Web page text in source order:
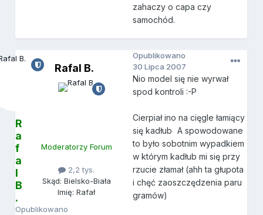
zahaczy o capa czy
samochód.
R
a
f
a
l
B
.
Opublikowano
Rafal B.
Moderatorzy Forum
2,2 tys.
Skąd: Bielsko-Biała
Imię: Rafał
Opublikowano
30 Lipca 2007
Nio model się nie wyrwał
spod kontroli :-P
Cierpiał ino na cięgle łamiący
się kadłub A spowodowane
to było sobotnim wypadkiem
w którym kadłub mi się przy
rzucie złamał (ahh ta głupota
i chęć zaoszczędzenia paru
gramów)